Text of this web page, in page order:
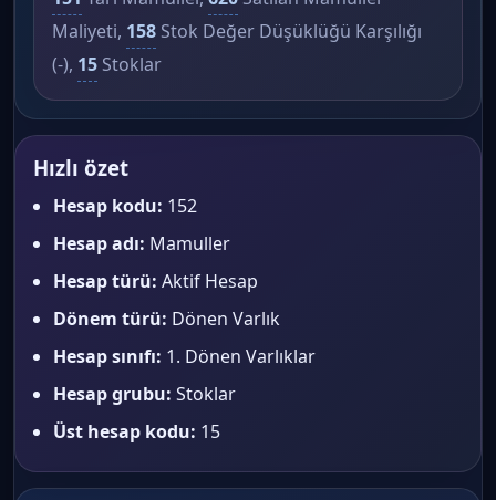
Maliyeti, 158 Stok Değer Düşüklüğü Karşılığı
(-), 15 Stoklar
Hızlı özet
Hesap kodu: 152
Hesap adı: Mamuller
Hesap türü: Aktif Hesap
Dönem türü: Dönen Varlık
Hesap sınıfı: 1. Dönen Varlıklar
Hesap grubu: Stoklar
Üst hesap kodu: 15